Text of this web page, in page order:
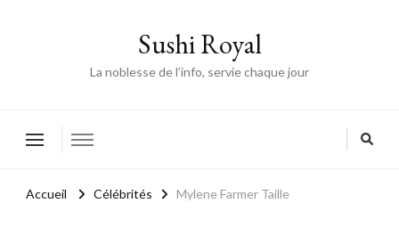
Sushi Royal
La noblesse de l’info, servie chaque jour
Accueil Célébrités Mylene Farmer Taille